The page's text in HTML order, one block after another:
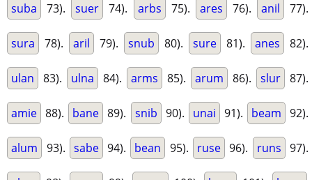
suba 73). suer 74). arbs 75). ares 76). anil 77).
sura 78). aril 79). snub 80). sure 81). anes 82).
ulan 83). ulna 84). arms 85). arum 86). slur 87).
amie 88). bane 89). snib 90). unai 91). beam 92).
alum 93). sabe 94). bean 95). ruse 96). runs 97).